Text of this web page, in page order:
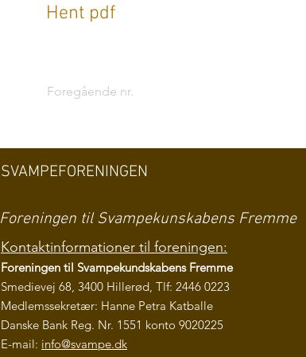
Hent pdf
Foregående nr.
SVAMPEFORENINGEN
Foreningen til Svampekunskabens Fremme
Kontaktinformationer til foreningen:
Foreningen til Svampekundskabens Fremme
Smedievej 68, 3400 Hillerød, Tlf: 2446 0223
Medlemssekretær: Hanne Petra Katballe
Danske Bank Reg. Nr. 1551 konto 9020225
E-mail: info@svampe.dk